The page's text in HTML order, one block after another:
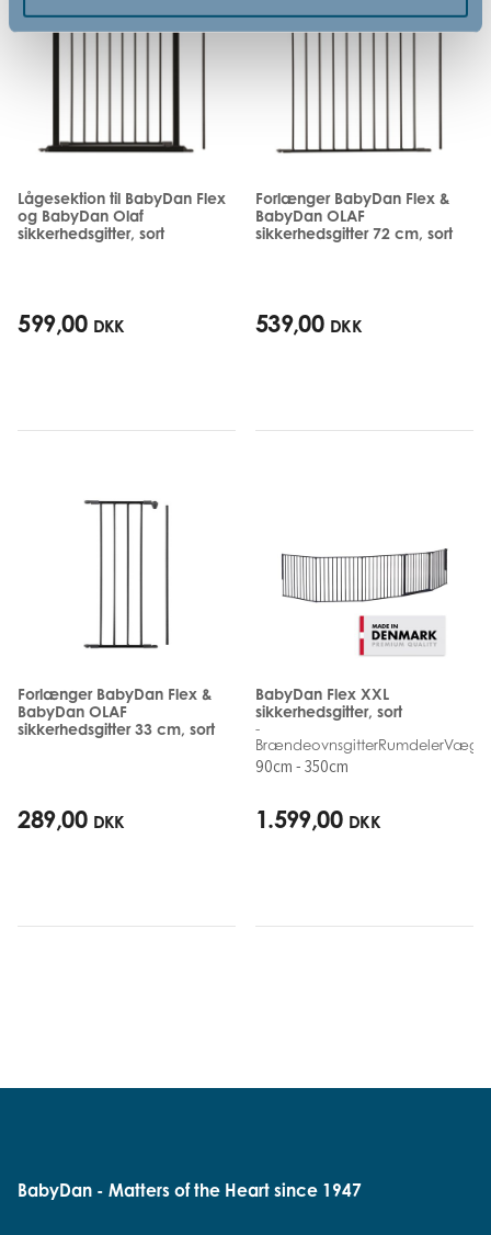
Lågesektion til BabyDan Flex
og BabyDan Olaf
sikkerhedsgitter, sort
599,00 DKK
Forlænger BabyDan Flex &
BabyDan OLAF
sikkerhedsgitter 72 cm, sort
539,00 DKK
Forlænger BabyDan Flex &
BabyDan OLAF
sikkerhedsgitter 33 cm, sort
289,00 DKK
BabyDan Flex XXL
sikkerhedsgitter, sort
-
90cm - 350cm
1.599,00 DKK
BabyDan - Matters of the Heart since 1947